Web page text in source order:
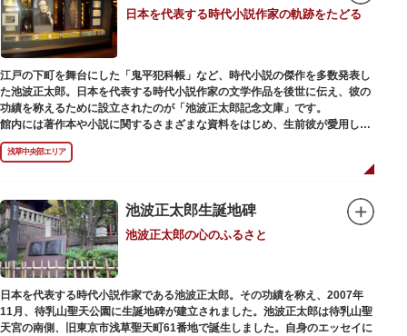
後は、オープンカフェでほっと一息つくのもおすすめです。
隅田川にかかる橋々も、それぞれ特徴的な形をしていて見応えは抜群。せっ
かくなら水上バスに乗船して、優雅に観察してみてはいかがでしょうか。
日本を代表する時代小説作家の軌跡をたどる
江戸の下町を舞台にした「鬼平犯科帳」など、時代小説の傑作を多数発表し
た池波正太郎。日本を代表する時代小説作家の文学作品を後世に伝え、彼の
功績を称えるために設立されたのが「池波正太郎記念文庫」です。
館内には著作本や小説に関するさまざまな資料をはじめ、生前彼が愛用して
いた万年筆やパイプ、帽子などが展示されています。書斎も復元されてお
り、池波正太郎をより身近に感じられるスポットです。また「池波グッズ」
とよばれる、作品の舞台を紹介した古地図やポストカード、扇子など様々な
浅草中央部エリア
池波正太郎生誕地碑
池波正太郎の心のふるさと
日本を代表する時代小説作家である池波正太郎。その功績を称え、2007年
11月、待乳山聖天公園に生誕地碑が建立されました。池波正太郎は待乳山聖
天宮の南側、旧東京市浅草聖天町61番地で誕生しました。自身のエッセイに